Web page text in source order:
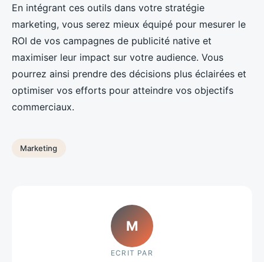
En intégrant ces outils dans votre stratégie
marketing, vous serez mieux équipé pour mesurer le
ROI de vos campagnes de publicité native et
maximiser leur impact sur votre audience. Vous
pourrez ainsi prendre des décisions plus éclairées et
optimiser vos efforts pour atteindre vos objectifs
commerciaux.
Marketing
M
ECRIT PAR